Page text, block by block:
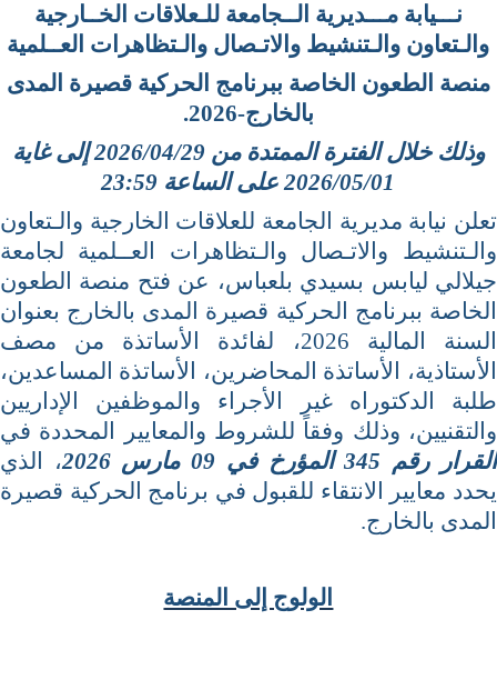
نـــيابة مـــديرية الــجامعة للـعلاقات الخــارجية
والـتعاون والـتنشيط والاتـصال والـتظاهرات العــلمية
منصة الطعون الخاصة ببرنامج الحركية قصيرة المدى
بالخارج-2026.
وذلك خلال الفترة الممتدة من 2026/04/29 إلى غاية
2026/05/01 على الساعة 23:59
تعلن نيابة مديرية الجامعة للعلاقات الخارجية والـتعاون
والـتنشيط والاتـصال والـتظاهرات العــلمية لجامعة
جيلالي ليابس بسيدي بلعباس، عن فتح منصة الطعون
الخاصة ببرنامج الحركية قصيرة المدى بالخارج بعنوان
السنة المالية 2026، لفائدة الأساتذة من مصف
الأستاذية، الأساتذة المحاضرين، الأساتذة المساعدين،
طلبة الدكتوراه غير الأجراء والموظفين الإداريين
والتقنيين، وذلك وفقاً للشروط والمعايير المحددة في
القرار رقم 345 المؤرخ في 09 مارس 2026
، الذي
يحدد معايير الانتقاء للقبول في برنامج الحركية قصيرة
المدى بالخارج.
الولوج إلى المنصة